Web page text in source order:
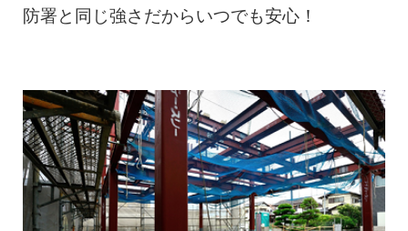
防署と同じ強さだからいつでも安心！